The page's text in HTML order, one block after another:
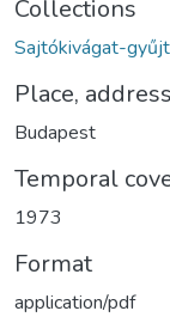
Collections
Sajtókivágat-
Place, address
Budapest
Temporal
1973
Format
application/pdf